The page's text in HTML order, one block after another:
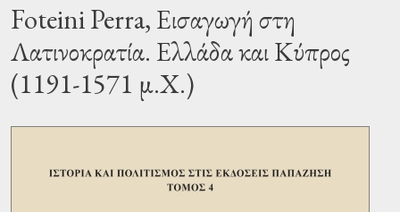
Foteini Perra, Εισαγωγή στη
Λατινοκρατία. Ελλάδα και Κύπρος
(1191-1571 μ.Χ.)